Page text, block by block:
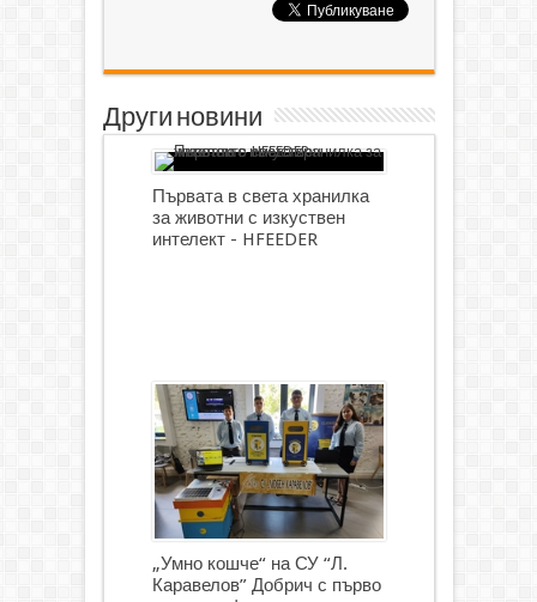
Други новини
Първата в света хранилка
за животни с изкуствен
интелект - HFEEDER
„Умно кошче“ на СУ “Л.
Каравелов” Добрич с първо